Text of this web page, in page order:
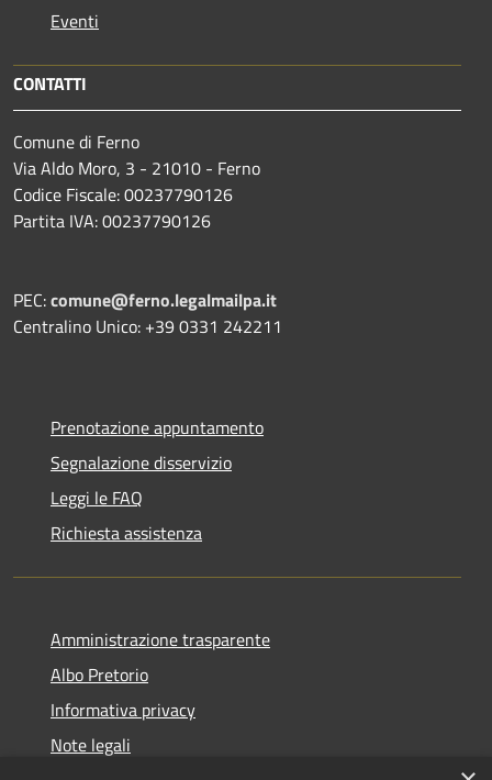
Eventi
CONTATTI
Comune di Ferno
Via Aldo Moro, 3 - 21010 - Ferno
Codice Fiscale: 00237790126
Partita IVA: 00237790126
PEC:comune@ferno.legalmailpa.it
Centralino Unico: +39 0331 242211
Prenotazione appuntamento
Segnalazione disservizio
Leggi le FAQ
Richiesta assistenza
Amministrazione trasparente
Albo Pretorio
Informativa privacy
Note legali